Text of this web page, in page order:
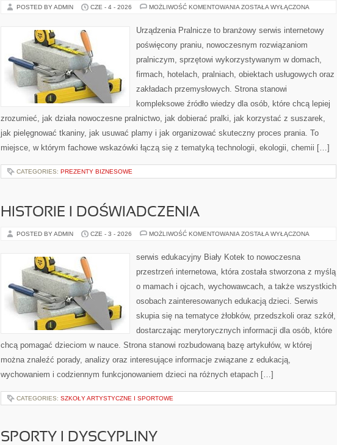
POSTED BY ADMIN CZE - 4 - 2026 MOŻLIWOŚĆ KOMENTOWANIA EKOLOGICZNE
ZOSTAŁA WYŁĄCZONA
Urządzenia Pralnicze to branżowy serwis internetowy
poświęcony praniu, nowoczesnym rozwiązaniom
pralniczym, sprzętowi wykorzystywanym w domach,
firmach, hotelach, pralniach, obiektach usługowych oraz
zakładach przemysłowych. Strona stanowi
kompleksowe źródło wiedzy dla osób, które chcą lepiej
zrozumieć, jak działa nowoczesne pralnictwo, jak dobierać pralki, jak korzystać z suszarek,
jak pielęgnować tkaniny, jak usuwać plamy i jak organizować skuteczny proces prania. To
miejsce, w którym fachowe wskazówki łączą się z tematyką technologii, ekologii, chemii […]
CATEGORIES: PREZENTY BIZNESOWE
HISTORIE I DOŚWIADCZENIA
POSTED BY ADMIN CZE - 3 - 2026 MOŻLIWOŚĆ KOMENTOWANIA HISTORIE
ZOSTAŁA WYŁĄCZONA
serwis edukacyjny Biały Kotek to nowoczesna
przestrzeń internetowa, która została stworzona z myślą
o mamach i ojcach, wychowawcach, a także wszystkich
osobach zainteresowanych edukacją dzieci. Serwis
skupia się na tematyce żłobków, przedszkoli oraz szkół,
dostarczając merytorycznych informacji dla osób, które
chcą pomagać dzieciom w nauce. Strona stanowi rozbudowaną bazę artykułów, w której
można znaleźć porady, analizy oraz interesujące informacje związane z edukacją,
wychowaniem i codziennym funkcjonowaniem dzieci na różnych etapach […]
CATEGORIES: SZKOŁY ARTYSTYCZNE I SPORTOWE
SPORTY I DYSCYPLINY